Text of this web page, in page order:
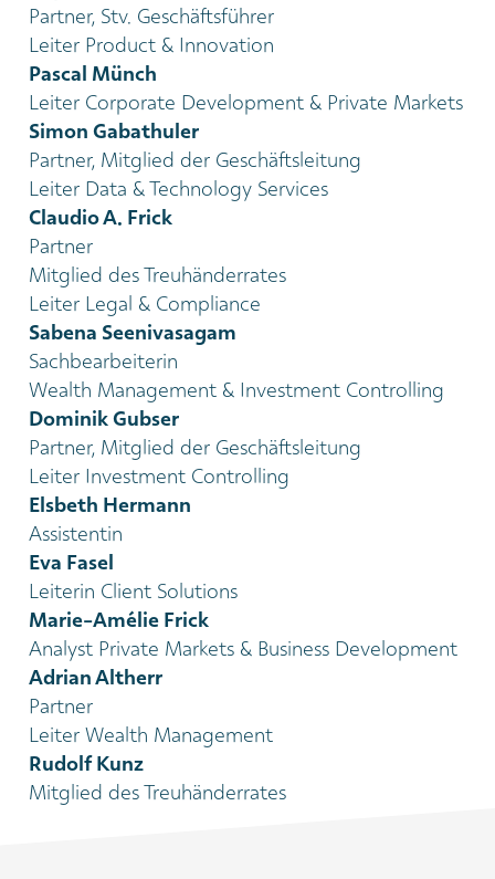
Partner, Stv. Geschäftsführer
Leiter Product & Innovation
Pascal Münch
Leiter Corporate Development & Private Markets
Simon Gabathuler
Partner, Mitglied der Geschäftsleitung
Leiter Data & Technology Services
Claudio A. Frick
Partner
Mitglied des Treuhänderrates
Leiter Legal & Compliance
Sabena Seenivasagam
Sachbearbeiterin
Wealth Management & Investment Controlling
Dominik Gubser
Partner, Mitglied der Geschäftsleitung
Leiter Investment Controlling
Elsbeth Hermann
Assistentin
Eva Fasel
Leiterin Client Solutions
Marie-Amélie Frick
Analyst Private Markets & Business Development
Adrian Altherr
Partner
Leiter Wealth Management
Rudolf Kunz
Mitglied des Treuhänderrates